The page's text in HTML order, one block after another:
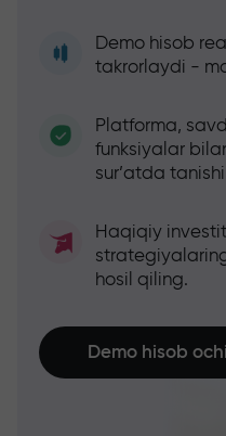
Demo hisob
takrorlaydi -
Platforma,
funksiyalar
sur’atda
Haqiqiy
hosil qiling.
Demo hisob